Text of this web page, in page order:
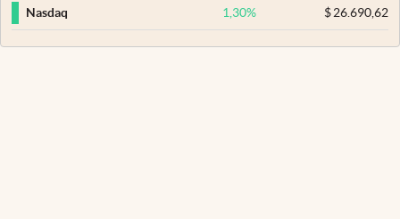
Nasdaq 1,30% $26.690,62